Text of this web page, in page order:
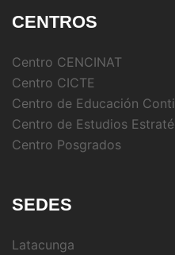
CENTROS
Centro CENCINAT
Centro CICTE
Centro de Educación
Centro de Estudios
Centro Posgrados
SEDES
Latacunga